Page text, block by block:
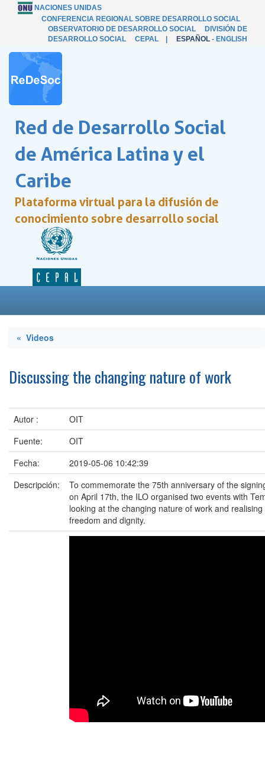
NACIONES UNIDAS
CONFERENCIA REGIONAL SOBRE DESARROLLO SOCIAL
OBSERVATORIO DE DESARROLLO SOCIAL
DIVISIÓN DE
DESARROLLO SOCIAL
CEPAL ESPAÑOL - ENGLISH
Red de Desarrollo Social
de América Latina y el
Caribe
Plataforma virtual para la difusión de
conocimiento sobre desarrollo social
« Videos
Discussing the changing nature of work
Autor :
OIT
Fuente:
OIT
Fecha:
2019-05-06 10:42:39
Descripción:
To commemorate the 75th anniversary of the
on April 17th, the ILO organised two events with
looking at the changing nature of work and
freedom and dignity.